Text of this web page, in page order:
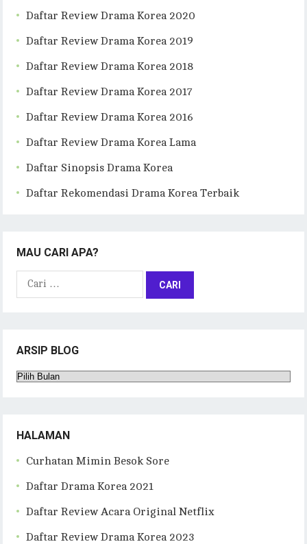
Daftar Review Drama Korea 2020
Daftar Review Drama Korea 2019
Daftar Review Drama Korea 2018
Daftar Review Drama Korea 2017
Daftar Review Drama Korea 2016
Daftar Review Drama Korea Lama
Daftar Sinopsis Drama Korea
Daftar Rekomendasi Drama Korea Terbaik
MAU CARI APA?
Cari
ARSIP BLOG
Arsip
HALAMAN
Curhatan Mimin Besok Sore
Daftar Drama Korea 2021
Daftar Review Acara Original Netflix
Daftar Review Drama Korea 2023